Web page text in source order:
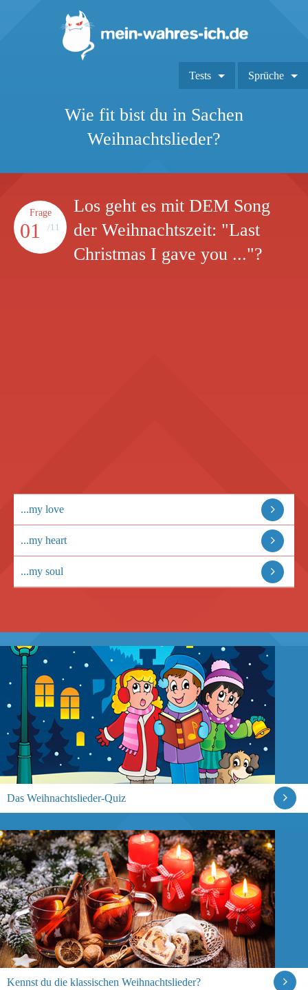
Tests Sprüche
Wie fit bist du in Sachen
Weihnachtslieder?
Frage
01 /11
Los geht es mit DEM Song
der Weihnachtszeit: "Last
Christmas I gave you ..."?
...my love
...my heart
...my soul
Das Weihnachtslieder-Quiz
Kennst du die klassischen Weihnachtslieder?